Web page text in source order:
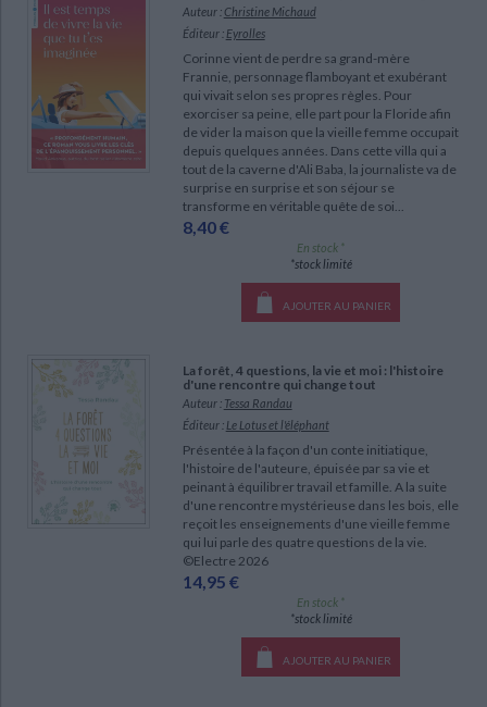
Auteur : Christine Michaud
Éditeur : Eyrolles
Corinne vient de perdre sa grand-mère
Frannie, personnage flamboyant et exubérant
qui vivait selon ses propres règles. Pour
exorciser sa peine, elle part pour la Floride afin
de vider la maison que la vieille femme occupait
depuis quelques années. Dans cette villa qui a
tout de la caverne d'Ali Baba, la journaliste va de
surprise en surprise et son séjour se
transforme en véritable quête de soi...
8,40 €
En stock *
*stock limité
AJOUTER AU PANIER
La forêt, 4 questions, la vie et moi : l'histoire
d'une rencontre qui change tout
Auteur : Tessa Randau
Éditeur : Le Lotus et l'éléphant
Présentée à la façon d'un conte initiatique,
l'histoire de l'auteure, épuisée par sa vie et
peinant à équilibrer travail et famille. A la suite
d'une rencontre mystérieuse dans les bois, elle
reçoit les enseignements d'une vieille femme
qui lui parle des quatre questions de la vie.
©Electre 2026
14,95 €
En stock *
*stock limité
AJOUTER AU PANIER